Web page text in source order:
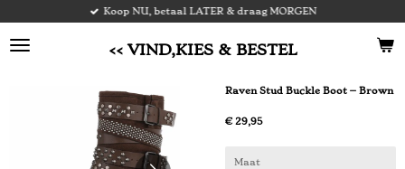
naar
<< VIND,KIES & BESTEL
Koop NU, betaal LATER & draag MORGEN
Raven Stud Buckle Boot – Brown
€ 29,95
Maat